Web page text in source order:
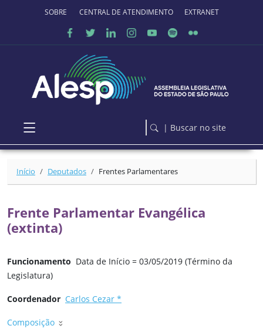
Ir para o conteúdo principal
SOBRE O PORTALCENTRAL DE ATENDIMENTO EXTRANET
| Buscar no site
Início Deputados Frentes Parlamentares
Frente Parlamentar Evangélica
(extinta)
Funcionamento Data de Início = 03/05/2019 (Término da
Legislatura)
Coordenador Carlos Cezar *
Composição